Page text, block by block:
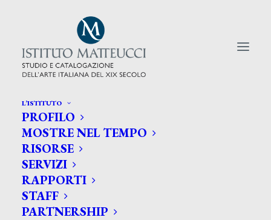
L’ISTITUTO
PROFILO
MOSTRE NEL TEMPO
RISORSE
SERVIZI
RAPPORTI
STAFF
PARTNERSHIP
CERCA TRA GLI ARTISTI:
Search
for: